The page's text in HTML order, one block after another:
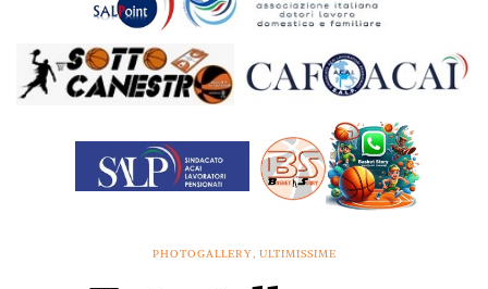
PHOTOGALLERY, ULTIMISSIME